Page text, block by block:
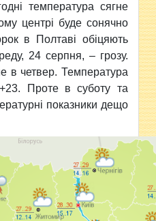
температура сягне
центрі буде сонячно
в Полтаві обіцяють
24 серпня, – грозу.
в четвер. Температура
Проте в суботу та
показники дещо